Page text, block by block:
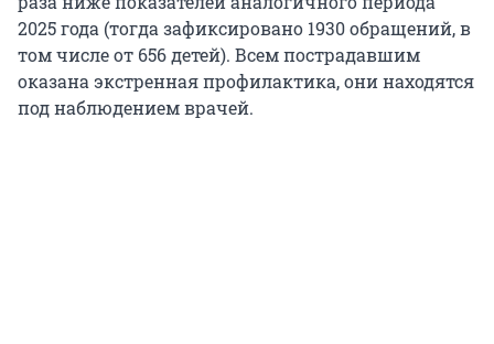
2025 года (тогда зафиксировано 1930 обращений, в
том числе от 656 детей). Всем пострадавшим
оказана экстренная профилактика, они находятся
под наблюдением врачей.